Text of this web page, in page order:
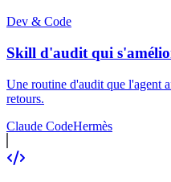
Dev & Code
Skill d'audit qui
Une routine d'audit que l'agent
retours.
Claude CodeHermès